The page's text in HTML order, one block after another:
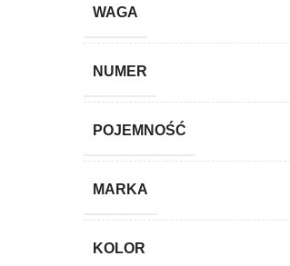
WAGA
NUMER
POJEMNOŚĆ
MARKA
KOLOR